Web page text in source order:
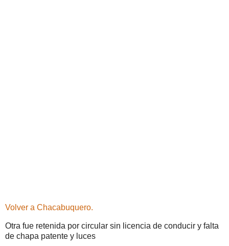
Volver a Chacabuquero.
Otra fue retenida por circular sin licencia de conducir y falta
de chapa patente y luces